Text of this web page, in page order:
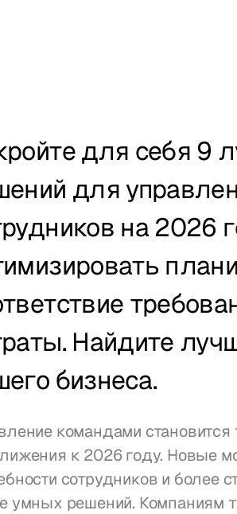
для себя 9
для
на 2026
Найдите
бизнеса.
командами
к 2026 году. Новые
сотрудников и более
умных решений. Компаниям